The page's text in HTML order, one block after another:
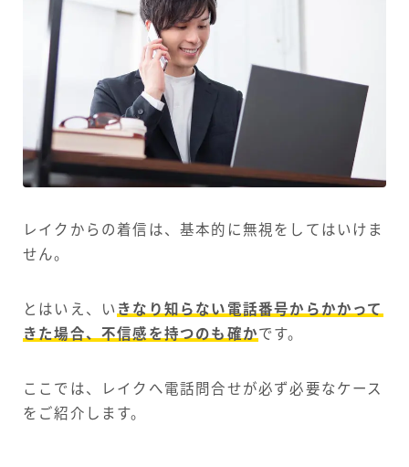
レイクからの着信は、基本的に無視をしてはいけま
せん。
とはいえ、い きなり知らない電話番号からかかって
きた場合、不信感を持つのも確かです。
ここでは、レイクへ電話問合せが必ず必要なケース
をご紹介します。